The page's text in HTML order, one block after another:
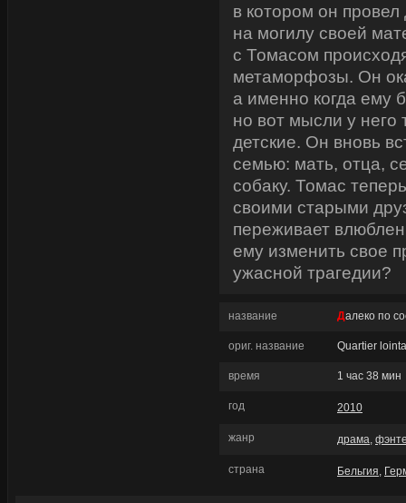
в котором он провел
на могилу своей
с Томасом
метаморфозы. Он
а именно когда ему
но вот мысли у него
детские. Он вновь
семью: мать, отца,
собаку. Томас
своими старыми
переживает
ему изменить свое
ужасной трагедии?
название Далеко по
ориг. название Quartier
время 1 час 38 мин
год 2010
жанр драма,
страна Бельгия,